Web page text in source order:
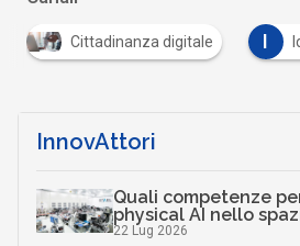
Cittadinanza digitale
InnovAttori
Quali competenze
physical AI nello
22 Lug 2026